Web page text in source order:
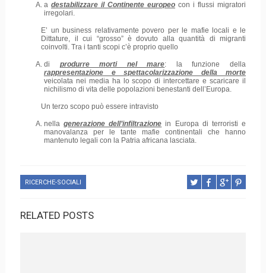
a destabilizzare il Continente europeo con i flussi migratori
irregolari.
E’ un business relativamente povero per le mafie locali e le
Dittature, il cui “grosso” è dovuto alla quantità di migranti
coinvolti. Tra i tanti scopi c’è proprio quello
di produrre morti nel mare: la funzione della
rappresentazione e spettacolarizzazione della morte
veicolata nei media ha lo scopo di intercettare e scaricare il
nichilismo di vita delle popolazioni benestanti dell’Europa.
Un terzo scopo può essere intravisto
nellagenerazione dell’infiltrazione in Europa di terroristi e
manovalanza per le tante mafie continentali che hanno
mantenuto legali con la Patria africana lasciata.
RICERCHE-SOCIALI
RELATED POSTS